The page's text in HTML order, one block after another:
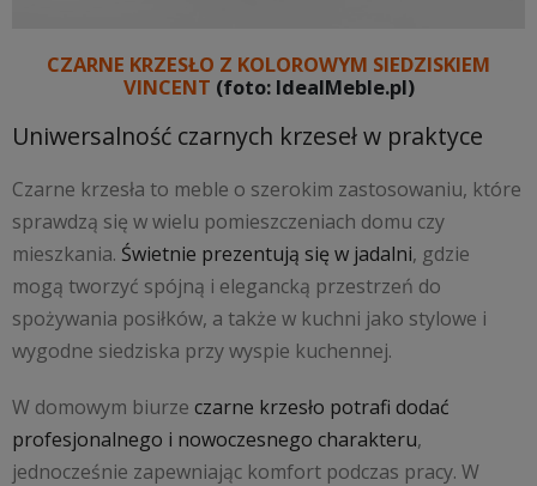
CZARNE KRZESŁO Z KOLOROWYM SIEDZISKIEM
VINCENT (foto: IdealMeble.pl)
Uniwersalność czarnych krzeseł w praktyce
Czarne krzesła to meble o szerokim zastosowaniu, które
sprawdzą się w wielu pomieszczeniach domu czy
mieszkania. Świetnie prezentują się w jadalni, gdzie
mogą tworzyć spójną i elegancką przestrzeń do
spożywania posiłków, a także w kuchni jako stylowe i
wygodne siedziska przy wyspie kuchennej.
W domowym biurze czarne krzesło potrafi dodać
profesjonalnego i nowoczesnego charakteru,
jednocześnie zapewniając komfort podczas pracy. W